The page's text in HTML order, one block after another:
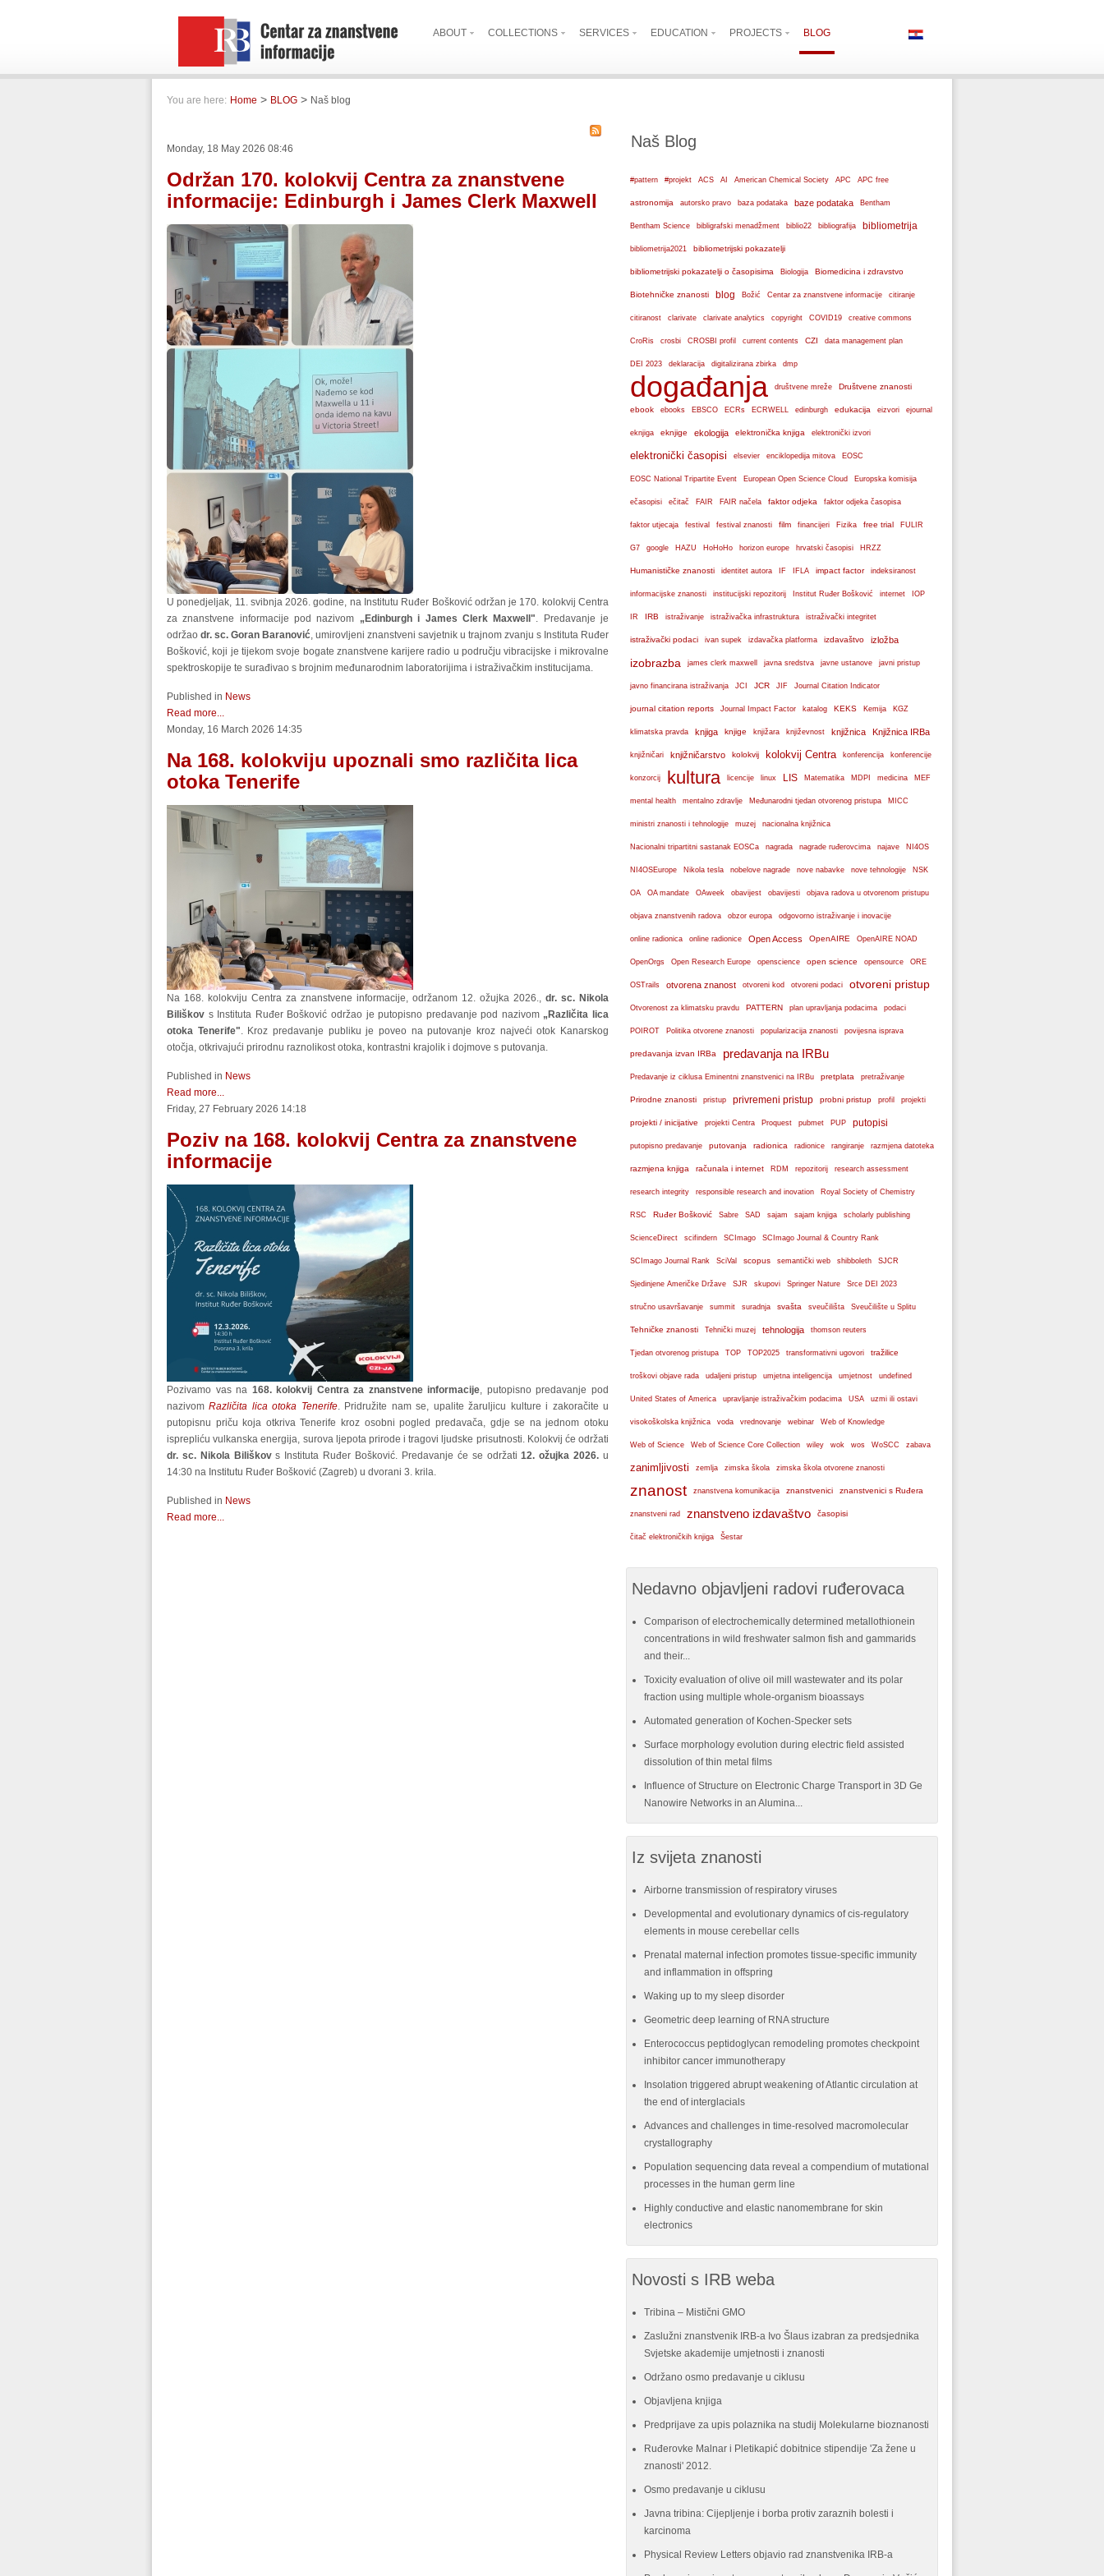
ABOUT COLLECTIONS SERVICES EDUCATION PROJECTS BLOG
You are here: Home > BLOG > Naš blog
Monday, 18 May 2026 08:46
Održan 170. kolokvij Centra za znanstvene
informacije: Edinburgh i James Clerk Maxwell
U ponedjeljak, 11. svibnja 2026. godine, na Institutu Ruđer Bošković održan je 170. kolokvij Centra
za znanstvene informacije pod nazivom „Edinburgh i James Clerk Maxwell". Predavanje je
održao dr. sc. Goran Baranović, umirovljeni znanstveni savjetnik u trajnom zvanju s Instituta Ruđer
Bošković, koji je tijekom svoje bogate znanstvene karijere radio u području vibracijske i mikrovalne
spektroskopije te surađivao s brojnim međunarodnim laboratorijima i istraživačkim institucijama.
Published in News
Read more...
Monday, 16 March 2026 14:35
Na 168. kolokviju upoznali smo različita lica
otoka Tenerife
Na 168. kolokviju Centra za znanstvene informacije, održanom 12. ožujka 2026., dr. sc. Nikola
Biliškov s Instituta Ruđer Bošković održao je putopisno predavanje pod nazivom „Različita lica
otoka Tenerife". Kroz predavanje publiku je poveo na putovanje kroz najveći otok Kanarskog
otočja, otkrivajući prirodnu raznolikost otoka, kontrastni krajolik i dojmove s putovanja.
Published in News
Read more...
Friday, 27 February 2026 14:18
Poziv na 168. kolokvij Centra za znanstvene
informacije
Pozivamo vas na 168. kolokvij Centra za znanstvene informacije, putopisno predavanje pod
nazivomRazličita lica otoka Tenerife. Pridružite nam se, upalite žaruljicu kulture i zakoračite u
putopisnu priču koja otkriva Tenerife kroz osobni pogled predavača, gdje se na jednom otoku
isprepliću vulkanska energija, surova ljepota prirode i tragovi ljudske prisutnosti. Kolokvij će održati
dr. sc. Nikola Biliškovs Instituta Ruđer Bošković. Predavanje će se održati12. ožujka 2026. u
14:30 na Institutu Ruđer Bošković (Zagreb) u dvorani 3. krila.
Published in News
Read more...
Naš Blog
#pattern #projekt ACS AI American Chemical Society APC APC free
astronomija autorsko pravo baza podataka baze podataka Bentham
Bentham Science bibligrafski menadžment biblio22 bibliografija bibliometrija
bibliometrija2021 bibliometrijski pokazatelji
bibliometrijski pokazatelji o časopisima Biologija Biomedicina i zdravstvo
Biotehničke znanosti blog Božić Centar za znanstvene informacije citiranje
citiranost clarivate clarivate analytics copyright COVID19 creative commons
CroRis crosbi CROSBI profil current contents CZI data management plan
DEI 2023 deklaracija digitalizirana zbirka dmp
događanja društvene mreže Društvene znanosti
ebook ebooks EBSCO ECRs ECRWELL edinburgh edukacija eizvori ejournal
eknjiga eknjige ekologija elektronička knjiga elektronički izvori
elektronički časopisi elsevier enciklopedija mitova EOSC
EOSC National Tripartite Event European Open Science Cloud Europska komisija
ečasopisi ečitač FAIR FAIR načela faktor odjeka faktor odjeka časopisa
faktor utjecaja festival festival znanosti film financijeri Fizika free trial FULIR
G7 google HAZU HoHoHo horizon europe hrvatski časopisi HRZZ
Humanističke znanosti identitet autora IF IFLA impact factor indeksiranost
informacijske znanosti institucijski repozitorij Institut Ruđer Bošković internet IOP
IR IRB istraživanje istraživačka infrastruktura istraživački integritet
istraživački podaci ivan supek izdavačka platforma izdavaštvo izložba
izobrazba james clerk maxwell javna sredstva javne ustanove javni pristup
javno financirana istraživanja JCI JCR JIF Journal Citation Indicator
journal citation reports Journal Impact Factor katalog KEKS Kemija KGZ
klimatska pravda knjiga knjige knjižara književnost knjižnica Knjižnica IRBa
knjižničari knjižničarstvo kolokvij kolokvij Centra konferencija konferencije
konzorcij kultura licencije linux LIS Matematika MDPI medicina MEF
mental health mentalno zdravlje Međunarodni tjedan otvorenog pristupa MICC
ministri znanosti i tehnologije muzej nacionalna knjižnica
Nacionalni tripartitni sastanak EOSCa nagrada nagrade ruđerovcima najave NI4OS
NI4OSEurope Nikola tesla nobelove nagrade nove nabavke nove tehnologije NSK
OA OA mandate OAweek obavijest obavijesti objava radova u otvorenom pristupu
objava znanstvenih radova obzor europa odgovorno istraživanje i inovacije
online radionica online radionice Open Access OpenAIRE OpenAIRE NOAD
OpenOrgs Open Research Europe openscience open science opensource ORE
OSTrails otvorena znanost otvoreni kod otvoreni podaci otvoreni pristup
Otvorenost za klimatsku pravdu PATTERN plan upravljanja podacima podaci
POIROT Politika otvorene znanosti popularizacija znanosti povijesna isprava
predavanja izvan IRBa predavanja na IRBu
Predavanje iz ciklusa Eminentni znanstvenici na IRBu pretplata pretraživanje
Prirodne znanosti pristup privremeni pristup probni pristup profil projekti
projekti / inicijative projekti Centra Proquest pubmet PUP putopisi
putopisno predavanje putovanja radionica radionice rangiranje razmjena datoteka
razmjena knjiga računala i internet RDM repozitorij research assessment
research integrity responsible research and inovation Royal Society of Chemistry
RSC Ruđer Bošković Sabre SAD sajam sajam knjiga scholarly publishing
ScienceDirect scifindern SCImago SCImago Journal & Country Rank
SCImago Journal Rank SciVal scopus semantički web shibboleth SJCR
Sjedinjene Američke Države SJR skupovi Springer Nature Srce DEI 2023
stručno usavršavanje summit suradnja svašta sveučilišta Sveučilište u Splitu
Tehničke znanosti Tehnički muzej tehnologija thomson reuters
Tjedan otvorenog pristupa TOP TOP2025 transformativni ugovori tražilice
troškovi objave rada udaljeni pristup umjetna inteligencija umjetnost undefined
United States of America upravljanje istraživačkim podacima USA uzmi ili ostavi
visokoškolska knjižnica voda vrednovanje webinar Web of Knowledge
Web of Science Web of Science Core Collection wiley wok wos WoSCC zabava
zanimljivosti zemlja zimska škola zimska škola otvorene znanosti
znanost znanstvena komunikacija znanstvenici znanstvenici s Ruđera
znanstveni rad znanstveno izdavaštvo časopisi
čitač elektroničkih knjiga Šestar
Nedavno objavljeni radovi ruđerovaca
Comparison of electrochemically determined metallothionein
concentrations in wild freshwater salmon fish and gammarids
and their...
Toxicity evaluation of olive oil mill wastewater and its polar
fraction using multiple whole-organism bioassays
Automated generation of Kochen-Specker sets
Surface morphology evolution during electric field assisted
dissolution of thin metal films
Influence of Structure on Electronic Charge Transport in 3D Ge
Nanowire Networks in an Alumina...
Iz svijeta znanosti
Airborne transmission of respiratory viruses
Developmental and evolutionary dynamics of cis-regulatory
elements in mouse cerebellar cells
Prenatal maternal infection promotes tissue-specific immunity
and inflammation in offspring
Waking up to my sleep disorder
Geometric deep learning of RNA structure
Enterococcus peptidoglycan remodeling promotes checkpoint
inhibitor cancer immunotherapy
Insolation triggered abrupt weakening of Atlantic circulation at
the end of interglacials
Advances and challenges in time-resolved macromolecular
crystallography
Population sequencing data reveal a compendium of mutational
processes in the human germ line
Highly conductive and elastic nanomembrane for skin
electronics
Novosti s IRB weba
Tribina – Mistični GMO
Zaslužni znanstvenik IRB-a Ivo Šlaus izabran za predsjednika
Svjetske akademije umjetnosti i znanosti
Održano osmo predavanje u ciklusu
Objavljena knjiga
Predprijave za upis polaznika na studij Molekularne bioznanosti
Ruđerovke Malnar i Pletikapić dobitnice stipendije 'Za žene u
znanosti' 2012.
Osmo predavanje u ciklusu
Javna tribina: Cijepljenje i borba protiv zaraznih bolesti i
karcinoma
Physical Review Letters objavio rad znanstvenika IRB-a